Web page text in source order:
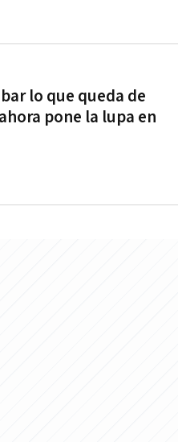
lo que queda de
pone la lupa en